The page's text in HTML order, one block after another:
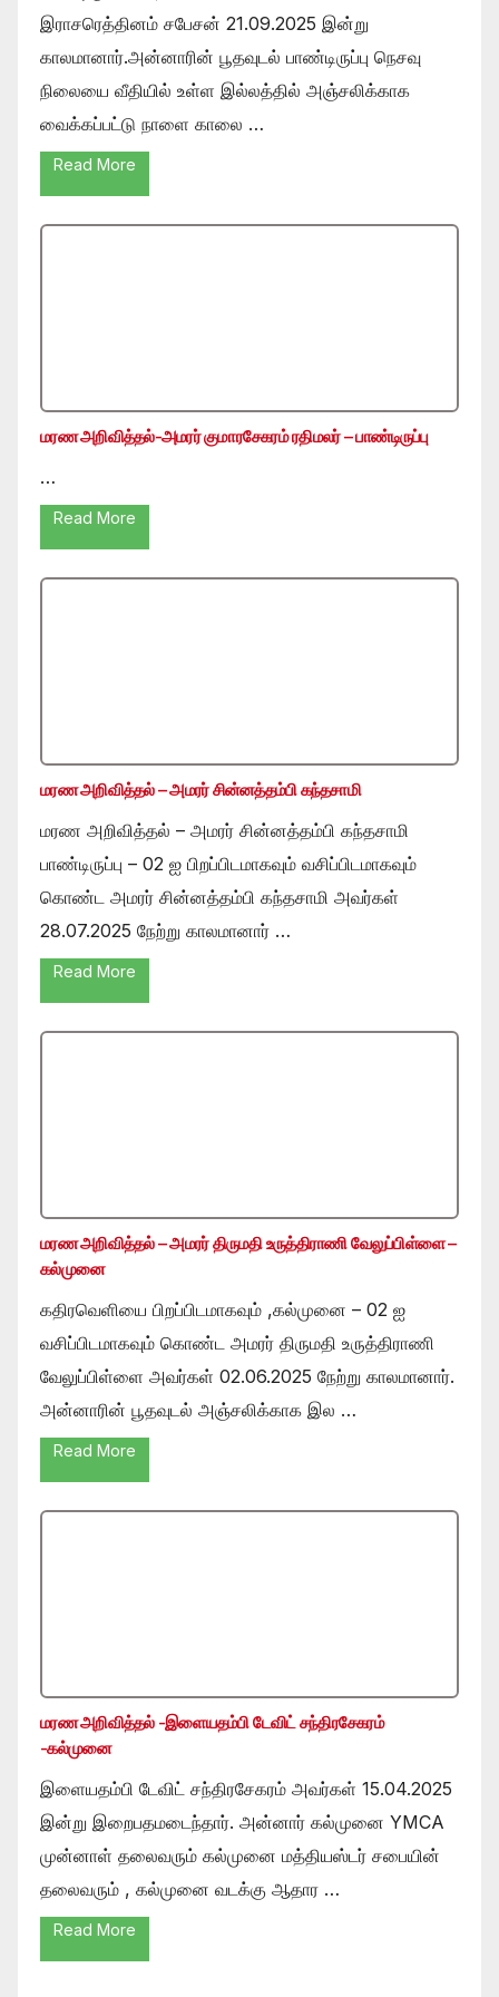
இராசரெத்தினம் சபேசன் 21.09.2025 இன்று
காலமானார்.அன்னாரின் பூதவுடல் பாண்டிருப்பு நெசவு
நிலையை வீதியில் உள்ள இல்லத்தில் அஞ்சலிக்காக
வைக்கப்பட்டு நாளை காலை …
Read More
மரண அறிவித்தல்-அமரர் குமாரசேகரம் ரதிமலர் – பாண்டிருப்பு
…
Read More
மரண அறிவித்தல் – அமரர் சின்னத்தம்பி கந்தசாமி
மரண அறிவித்தல் – அமரர் சின்னத்தம்பி கந்தசாமி
பாண்டிருப்பு – 02 ஐ பிறப்பிடமாகவும் வசிப்பிடமாகவும்
கொண்ட அமரர் சின்னத்தம்பி கந்தசாமி அவர்கள்
28.07.2025 நேற்று காலமானார் …
Read More
மரண அறிவித்தல் – அமரர் திருமதி உருத்திராணி வேலுப்பிள்ளை –
கல்முனை
கதிரவெளியை பிறப்பிடமாகவும் ,கல்முனை – 02 ஐ
வசிப்பிடமாகவும் கொண்ட அமரர் திருமதி உருத்திராணி
வேலுப்பிள்ளை அவர்கள் 02.06.2025 நேற்று காலமானார்.
அன்னாரின் பூதவுடல் அஞ்சலிக்காக இல …
Read More
மரண அறிவித்தல் -இளையதம்பி டேவிட் சந்திரசேகரம்
-கல்முனை
இளையதம்பி டேவிட் சந்திரசேகரம் அவர்கள் 15.04.2025
இன்று இறைபதமடைந்தார். அன்னார் கல்முனை YMCA
முன்னாள் தலைவரும் கல்முனை மத்தியஸ்டர் சபையின்
தலைவரும் , கல்முனை வடக்கு ஆதார …
Read More